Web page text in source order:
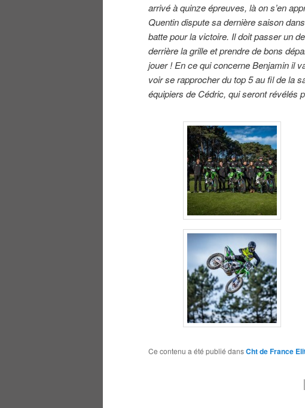
arrivé à quinze épreuves, là on s’en
Quentin dispute sa dernière saison
batte pour la victoire. Il doit passer un
derrière la grille et prendre de bons
jouer ! En ce qui concerne Benjamin il
voir se rapprocher du top 5 au fil de la
équipiers de Cédric, qui seront révélés
Ce contenu a été publié dansCht de France